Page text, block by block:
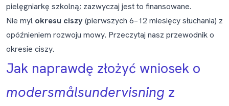
pielęgniarkę szkolną; zazwyczaj jest to finansowane.
Nie myl okresu ciszy (pierwszych 6–12 miesięcy słuchania) z
opóźnieniem rozwoju mowy. Przeczytaj nasz przewodnik o
okresie ciszy.
Jak naprawdę złożyć wniosek o
modersmålsundervisning z